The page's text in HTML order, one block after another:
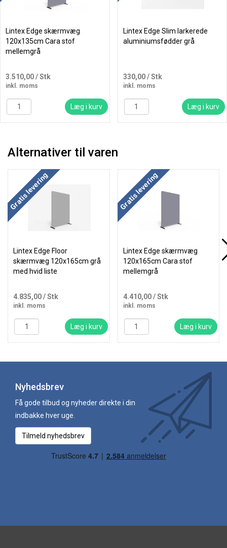
Lintex Edge skærmvæg
120x135cm Cara stof
mellemgrå
3.510,00/ Stk
inkl. moms
Læg i kurv
Lintex Edge Slim larkerede
aluminiumsfødder grå
330,00/ Stk
inkl. moms
Læg i kurv
Alternativer til varen
Køb mere og spar
Gratis levering
Lintex Edge Floor
skærmvæg 120x165cm grå
med hvid liste
4.835,00/ Stk
inkl. moms
Læg i kurv
Køb mere og spar
Gratis levering
Lintex Edge skærmvæg
120x165cm Cara stof
mellemgrå
4.410,00/ Stk
inkl. moms
Læg i kurv
Nyhedsbrev
Få gode tilbud og nyheder direkte i din
indbakke hver uge.
Tilmeld nyhedsbrev